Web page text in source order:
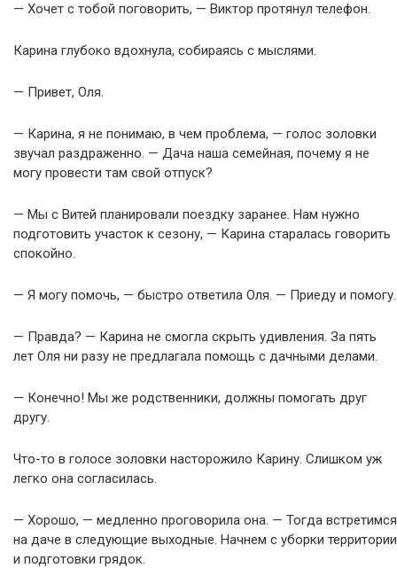
— Хочет с тобой поговорить, — Виктор протянул телефон.
Карина глубоко вдохнула, собираясь с мыслями.
— Привет, Оля.
— Карина, я не понимаю, в чем проблема, — голос золовки
звучал раздраженно. — Дача наша семейная, почему я не
могу провести там свой отпуск?
— Мы с Витей планировали поездку заранее. Нам нужно
подготовить участок к сезону, — Карина старалась говорить
спокойно.
— Я могу помочь, — быстро ответила Оля. — Приеду и помогу.
— Правда? — Карина не смогла скрыть удивления. За пять
лет Оля ни разу не предлагала помощь с дачными делами.
— Конечно! Мы же родственники, должны помогать друг
другу.
Что-то в голосе золовки насторожило Карину. Слишком уж
легко она согласилась.
— Хорошо, — медленно проговорила она. — Тогда встретимся
на даче в следующие выходные. Начнем с уборки территории
и подготовки грядок.